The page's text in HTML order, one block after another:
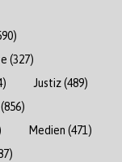
(327)
Justiz(489)
(856)
Medien (471)